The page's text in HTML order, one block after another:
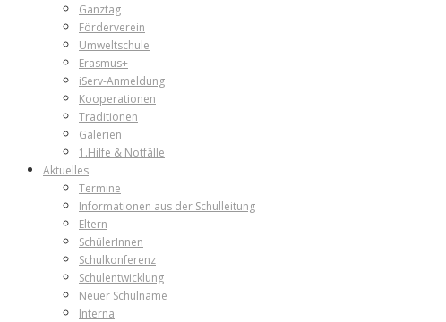
Ganztag
Förderverein
Umweltschule
Erasmus+
iServ-Anmeldung
Kooperationen
Traditionen
Galerien
1.Hilfe & Notfälle
Aktuelles
Termine
Informationen aus der Schulleitung
Eltern
SchülerInnen
Schulkonferenz
Schulentwicklung
Neuer Schulname
Interna